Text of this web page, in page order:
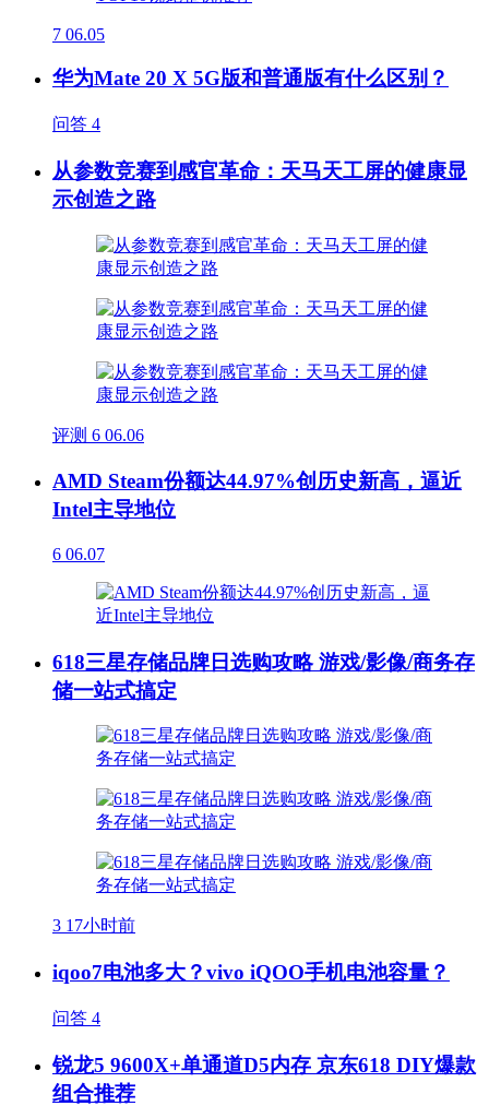
7 06.05
华为Mate 20 X 5G版和普通版有什么区别？
问答 4
从参数竞赛到感官革命：天马天工屏的健康显
示创造之路
评测 6 06.06
AMD Steam份额达44.97%创历史新高，逼近
Intel主导地位
6 06.07
618三星存储品牌日选购攻略 游戏/影像/商务存
储一站式搞定
3 17小时前
iqoo7电池多大？vivo iQOO手机电池容量？
问答 4
锐龙5 9600X+单通道D5内存 京东618 DIY爆款
组合推荐